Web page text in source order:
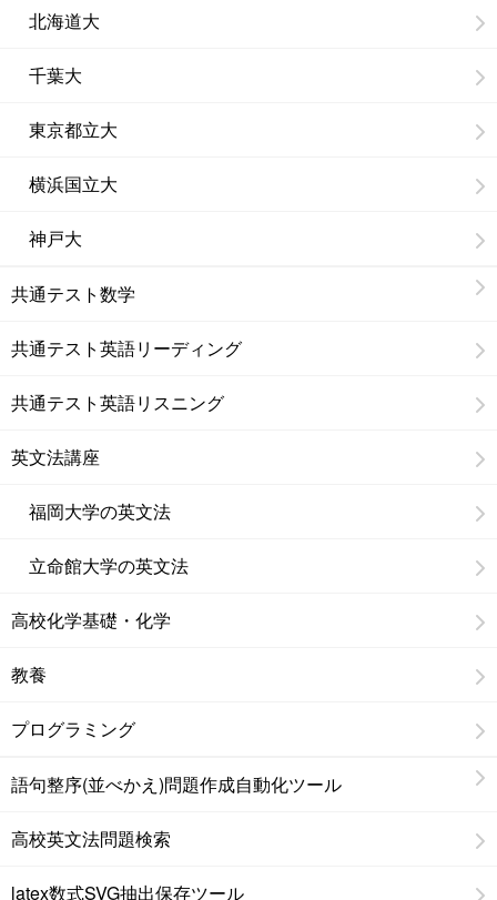
北海道大
千葉大
東京都立大
横浜国立大
神戸大
共通テスト数学
共通テスト英語リーディング
共通テスト英語リスニング
英文法講座
福岡大学の英文法
立命館大学の英文法
高校化学基礎・化学
教養
プログラミング
語句整序(並べかえ)問題作成自動化ツール
高校英文法問題検索
latex数式SVG抽出保存ツール